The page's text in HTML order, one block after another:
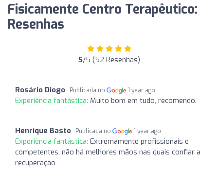
Fisicamente Centro Terapêutico:
Resenhas
5/5 (52 Resenhas)
Rosário Diogo Publicada no 1 year ago
Experiência fantástica: Muito bom em tudo, recomendo.
Henrique Basto Publicada no 1 year ago
Experiência fantástica: Extremamente profissionais e
competentes, não há melhores mãos nas quais confiar a
recuperação